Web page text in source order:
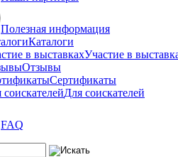
Полезная информация
Каталоги
Участие в
Отзывы
Сертификаты
Для соискателей
FAQ